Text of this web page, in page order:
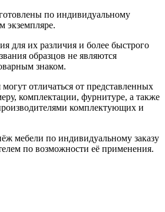
по индивидуальному
экземпляре.
для их различия и более быстрого
образцов не являются
знаком.
отличаться от представленных
комплектации, фурнитуре, а также
комплектующих и
мебели по индивидуальному заказу
по возможности её применения.